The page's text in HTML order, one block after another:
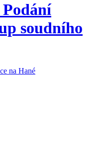
soudního